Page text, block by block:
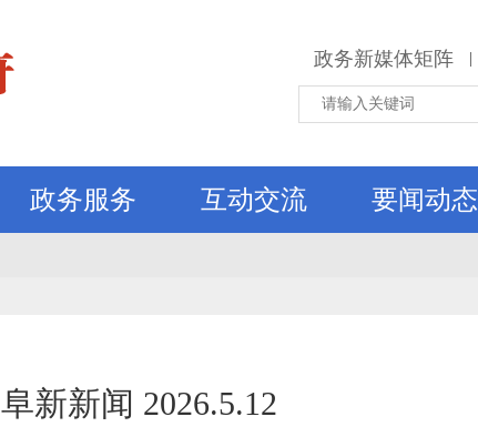
政务新媒体矩阵 |
政务服务 互动交流 要闻动态
阜新新闻 2026.5.12